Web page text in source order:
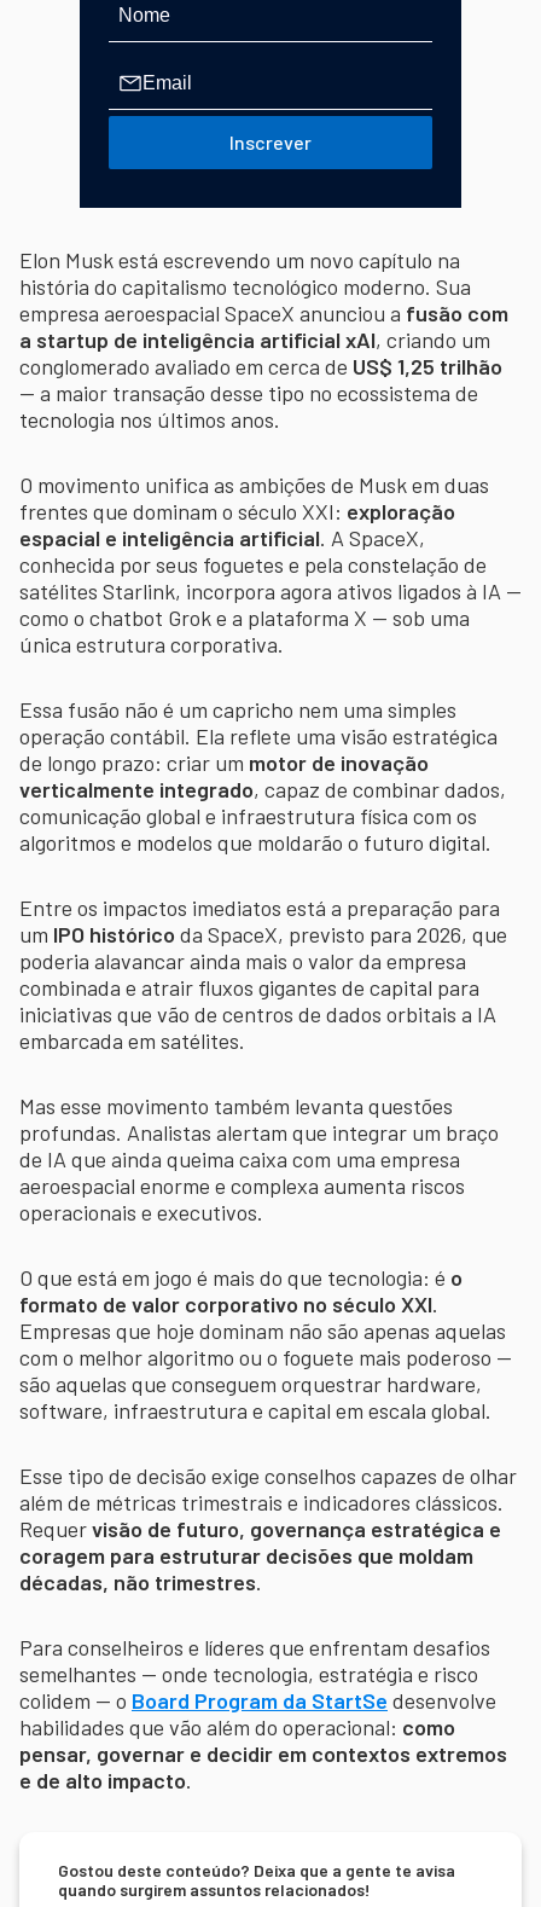
Inscrever
Elon Musk está escrevendo um novo capítulo na
história do capitalismo tecnológico moderno. Sua
empresa aeroespacial SpaceX anunciou a fusão com
a startup de inteligência artificial xAI, criando um
conglomerado avaliado em cerca de US$ 1,25 trilhão
— a maior transação desse tipo no ecossistema de
tecnologia nos últimos anos.
O movimento unifica as ambições de Musk em duas
frentes que dominam o século XXI: exploração
espacial e inteligência artificial. A SpaceX,
conhecida por seus foguetes e pela constelação de
satélites Starlink, incorpora agora ativos ligados à IA —
como o chatbot Grok e a plataforma X — sob uma
única estrutura corporativa.
Essa fusão não é um capricho nem uma simples
operação contábil. Ela reflete uma visão estratégica
de longo prazo: criar um motor de inovação
verticalmente integrado, capaz de combinar dados,
comunicação global e infraestrutura física com os
algoritmos e modelos que moldarão o futuro digital.
Entre os impactos imediatos está a preparação para
um IPO histórico da SpaceX, previsto para 2026, que
poderia alavancar ainda mais o valor da empresa
combinada e atrair fluxos gigantes de capital para
iniciativas que vão de centros de dados orbitais a IA
embarcada em satélites.
Mas esse movimento também levanta questões
profundas. Analistas alertam que integrar um braço
de IA que ainda queima caixa com uma empresa
aeroespacial enorme e complexa aumenta riscos
operacionais e executivos.
O que está em jogo é mais do que tecnologia: é o
formato de valor corporativo no século XXI.
Empresas que hoje dominam não são apenas aquelas
com o melhor algoritmo ou o foguete mais poderoso —
são aquelas que conseguem orquestrar hardware,
software, infraestrutura e capital em escala global.
Esse tipo de decisão exige conselhos capazes de olhar
além de métricas trimestrais e indicadores clássicos.
Requervisão de futuro, governança estratégica e
coragem para estruturar decisões que moldam
décadas, não trimestres.
Para conselheiros e líderes que enfrentam desafios
semelhantes — onde tecnologia, estratégia e risco
colidem — o Board Program da StartSe desenvolve
habilidades que vão além do operacional: como
pensar, governar e decidir em contextos extremos
e de alto impacto.
Gostou deste conteúdo? Deixa que a gente te avisa
quando surgirem assuntos relacionados!